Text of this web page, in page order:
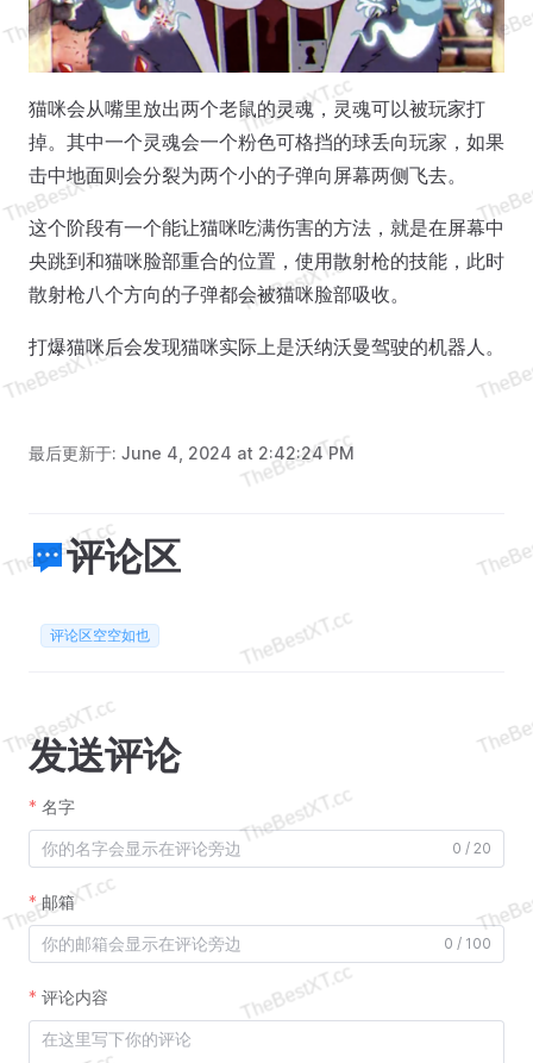
猫咪会从嘴里放出两个老鼠的灵魂，灵魂可以被玩家打
掉。其中一个灵魂会一个粉色可格挡的球丢向玩家，如果
击中地面则会分裂为两个小的子弹向屏幕两侧飞去。
这个阶段有一个能让猫咪吃满伤害的方法，就是在屏幕中
央跳到和猫咪脸部重合的位置，使用散射枪的技能，此时
散射枪八个方向的子弹都会被猫咪脸部吸收。
打爆猫咪后会发现猫咪实际上是沃纳沃曼驾驶的机器人。
最后更新于: June 4, 2024 at 2:42:24 PM
评论区
评论区空空如也
发送评论
名字
0 / 20
邮箱
0 / 100
评论内容